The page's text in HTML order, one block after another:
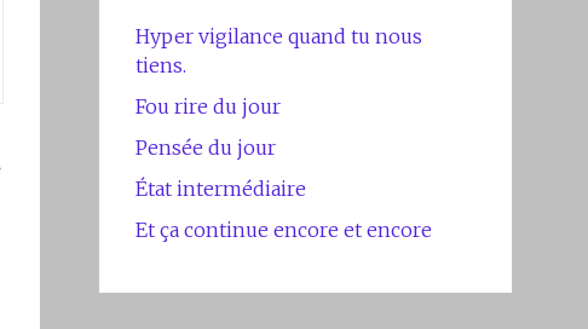
Hyper vigilance quand tu nous
tiens.
Fou rire du jour
Pensée du jour
État intermédiaire
Et ça continue encore et encore